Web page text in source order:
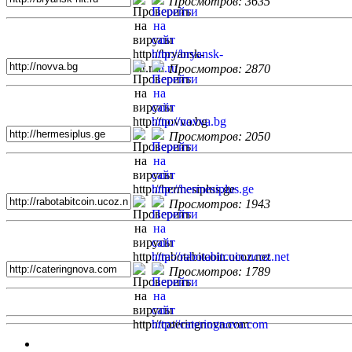
Просмотров: 2870
Просмотров: 2050
Просмотров: 1943
Просмотров: 1789